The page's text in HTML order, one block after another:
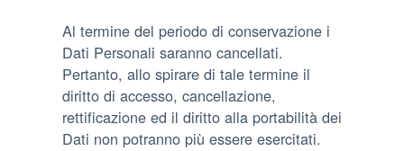
Al termine del periodo di conservazione i
Dati Personali saranno cancellati.
Pertanto, allo spirare di tale termine il
diritto di accesso, cancellazione,
rettificazione ed il diritto alla portabilità dei
Dati non potranno più essere esercitati.